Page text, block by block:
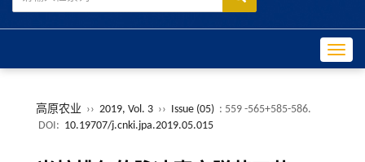
高原农业 ›› 2019, Vol. 3 ›› Issue (05) : 559 -565+585-586.
DOI: 10.19707/j.cnki.jpa.2019.05.015